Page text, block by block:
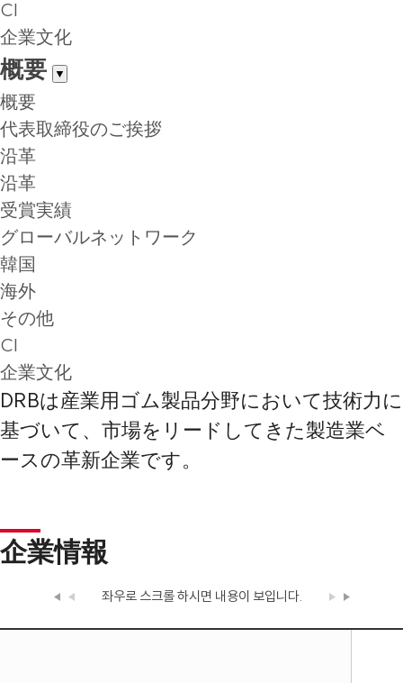
CI
企業文化
概要 ▼
概要
代表取締役のご挨拶
沿革
沿革
受賞実績
グローバルネットワーク
韓国
海外
その他
CI
企業文化
DRBは産業用ゴム製品分野において技術力に
基づいて、市場をリードしてきた製造業ベ
ースの革新企業です。
企業情報
좌우로 스크롤 하시면 내용이 보입니다.